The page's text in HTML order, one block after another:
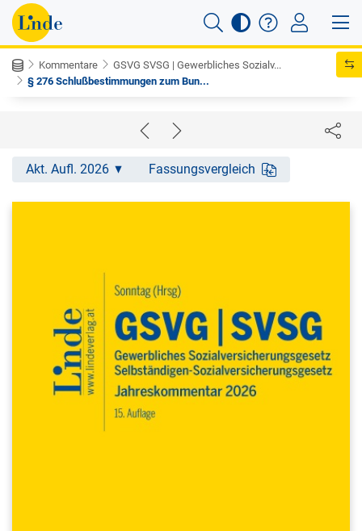
Kommentare
GSVG SVSG | Gewerbliches Sozialv...
§ 276 Schlußbestimmungen zum Bun...
Akt. Aufl. 2026 Fassungsvergleich